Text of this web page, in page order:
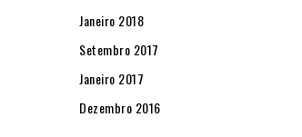
Janeiro 2018
Setembro 2017
Janeiro 2017
Dezembro 2016